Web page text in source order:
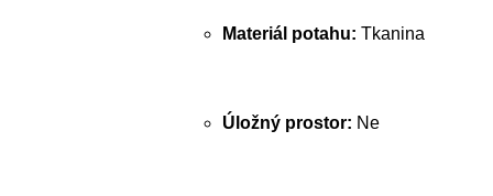
Materiál potahu: Tkanina
Úložný prostor: Ne